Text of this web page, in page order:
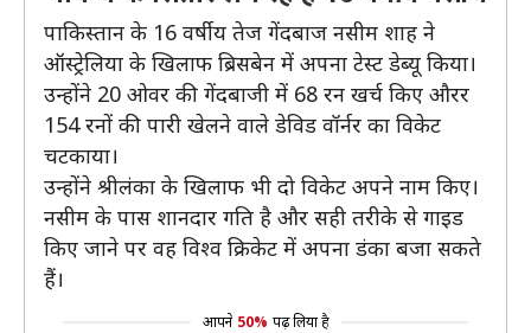
पाकिस्तान के 16 वर्षीय तेज गेंदबाज नसीम शाह ने
ऑस्ट्रेलिया के खिलाफ ब्रिसबेन में अपना टेस्ट डेब्यू किया।
उन्होंने 20 ओवर की गेंदबाजी में 68 रन खर्च किए औरर
154 रनों की पारी खेलने वाले डेविड वॉर्नर का विकेट
चटकाया।
उन्होंने श्रीलंका के खिलाफ भी दो विकेट अपने नाम किए।
नसीम के पास शानदार गति है और सही तरीके से गाइड
किए जाने पर वह विश्व क्रिकेट में अपना डंका बजा सकते
हैं।
आपने 50% पढ़ लिया है